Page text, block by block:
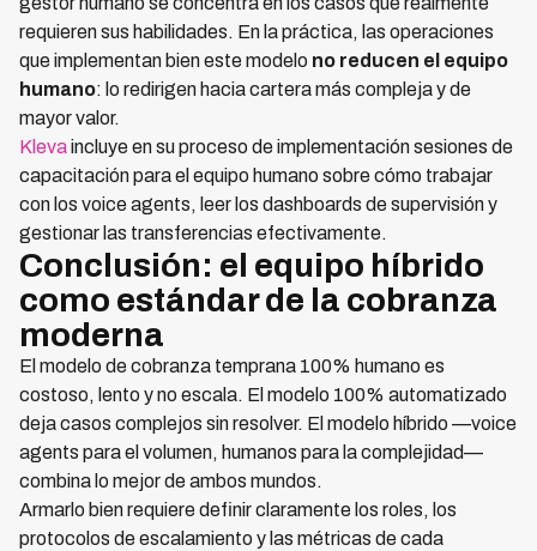
requieren sus habilidades. En la práctica, las operaciones
que implementan bien este modelo no reducen el equipo
humano: lo redirigen hacia cartera más compleja y de
mayor valor.
Klevaincluye en su proceso de implementación sesiones de
capacitación para el equipo humano sobre cómo trabajar
con los voice agents, leer los dashboards de supervisión y
gestionar las transferencias efectivamente.
Conclusión: el equipo híbrido
como estándar de la cobranza
moderna
El modelo de cobranza temprana 100% humano es
costoso, lento y no escala. El modelo 100% automatizado
deja casos complejos sin resolver. El modelo híbrido —voice
agents para el volumen, humanos para la complejidad—
combina lo mejor de ambos mundos.
Armarlo bien requiere definir claramente los roles, los
protocolos de escalamiento y las métricas de cada